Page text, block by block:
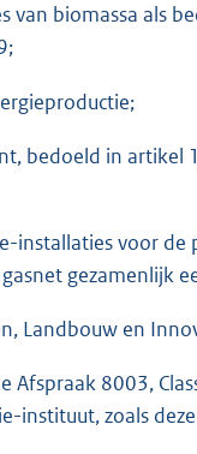
van biomassa als
bedoeld in artikel
installaties voor
gezamenlijk
Landbouw en
Afspraak 8003,
instituut, zoals